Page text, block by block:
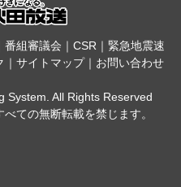
番組審議会 ｜ CSR｜ 緊急地震速
｜ サイトマップ｜ お問い合わせ
System. All Rights Reserved
ての無断転載を禁じます。